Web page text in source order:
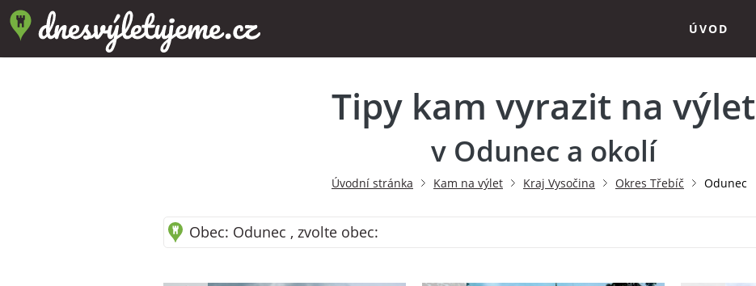
ÚVOD
Tipy kam vyrazit na výlet
v Odunec a okolí
Úvodní stránka Kam na výlet Kraj Vysočina Okres Třebíč Odunec
Obec: Odunec , zvolte obec: